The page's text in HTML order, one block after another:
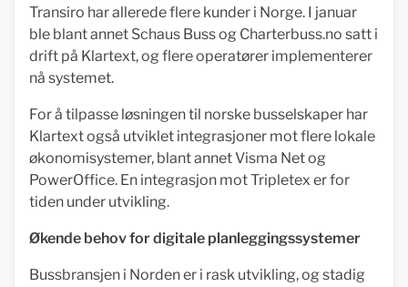
Transiro har allerede flere kunder i Norge. I januar
ble blant annet Schaus Buss og Charterbuss.no satt i
drift på Klartext, og flere operatører implementerer
nå systemet.
For å tilpasse løsningen til norske busselskaper har
Klartext også utviklet integrasjoner mot flere lokale
økonomisystemer, blant annet Visma Net og
PowerOffice. En integrasjon mot Tripletex er for
tiden under utvikling.
Økende behov for digitale planleggingssystemer
Bussbransjen i Norden er i rask utvikling, og stadig